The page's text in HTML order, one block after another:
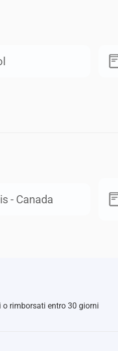
- Canada
rimborsati entro 30 giorni